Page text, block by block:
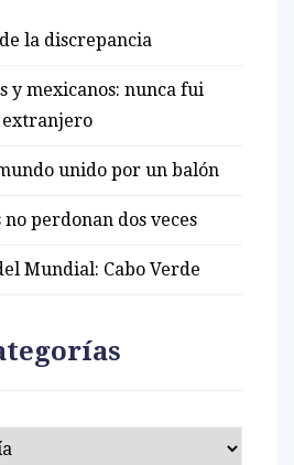
la discrepancia
y mexicanos: nunca fui
extranjero
unido por un balón
no perdonan dos veces
Mundial: Cabo Verde